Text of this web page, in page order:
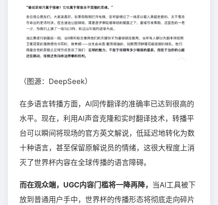
（图源：DeepSeek）
在多语言转播方面，AI同传翻译的准确率已达到很高的
水平。现在，利用AI声音克隆和实时翻译技术，转播平
台可以瞬间将现场的官方英文解说，低延迟地转化为数
十种语言，甚至保留原解说员的情绪，这很大程度上消
灭了世界杯内容在全球传播的语言障碍。
而在观众端，UGC内容门槛将一降再降， 当AI工具被下
放到普通用户手中，世界杯的传播形态将彻底走向碎片